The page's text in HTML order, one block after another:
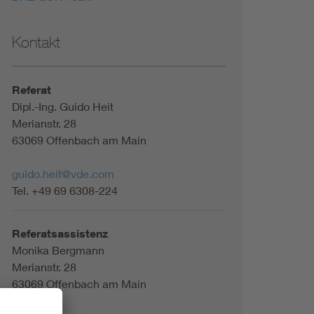
Kontakt
Referat
Dipl.-Ing. Guido Heit
Merianstr. 28
63069 Offenbach am Main
guido.heit@vde.com
Tel. +49 69 6308-224
Referatsassistenz
Monika Bergmann
Merianstr. 28
63069 Offenbach am Main